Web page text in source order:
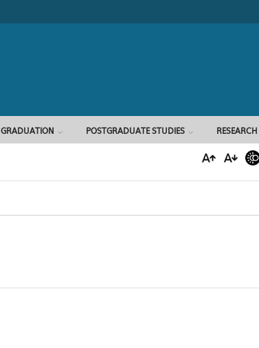
Search form
GRADUATION POSTGRADUATE STUDIES RESEARCH